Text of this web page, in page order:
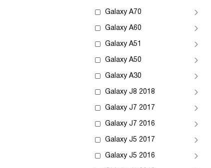
Galaxy A70
Galaxy A60
Galaxy A51
Galaxy A50
Galaxy A30
Galaxy J8 2018
Galaxy J7 2017
Galaxy J7 2016
Galaxy J5 2017
Galaxy J5 2016